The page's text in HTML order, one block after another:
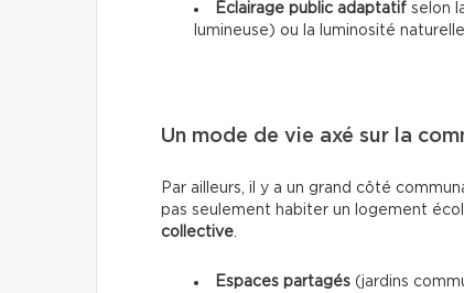
Éclairage public adaptatif selon
lumineuse) ou la luminosité naturelle
Un mode de vie axé sur la
Par ailleurs, il y a un grand côté
pas seulement habiter un logement
collective.
Espaces partagés (jardins